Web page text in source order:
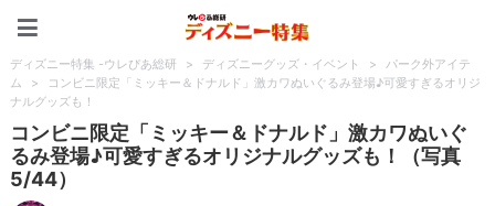
ディズニー特集 -ウレぴあ総研 > ディズニーグッズ・イベント >
パーク外アイテ
ム
>
コンビニ限定「ミッキー＆ドナルド」激カワぬいぐるみ登場♪可愛すぎるオリジ
ナルグッズも！
コンビニ限定「ミッキー＆ドナルド」激カワぬいぐ
るみ登場♪可愛すぎるオリジナルグッズも！（写真
5/44）